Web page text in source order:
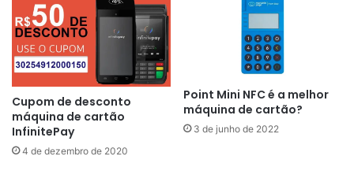
Cupom de desconto
máquina de cartão
InfinitePay
4 de dezembro de 2020
Point Mini NFC é a melhor
máquina de cartão?
3 de junho de 2022